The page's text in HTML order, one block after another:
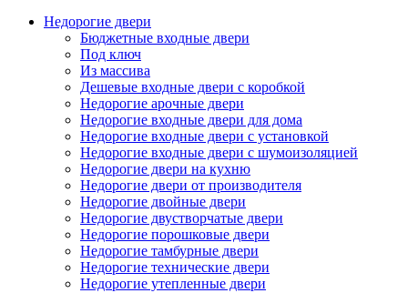
Недорогие двери
Бюджетные входные двери
Под ключ
Из массива
Дешевые входные двери с коробкой
Недорогие арочные двери
Недорогие входные двери для дома
Недорогие входные двери с установкой
Недорогие входные двери с шумоизоляцией
Недорогие двери на кухню
Недорогие двери от производителя
Недорогие двойные двери
Недорогие двустворчатые двери
Недорогие порошковые двери
Недорогие тамбурные двери
Недорогие технические двери
Недорогие утепленные двери